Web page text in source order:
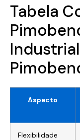
Tabela
Aspecto
Flexibilidade